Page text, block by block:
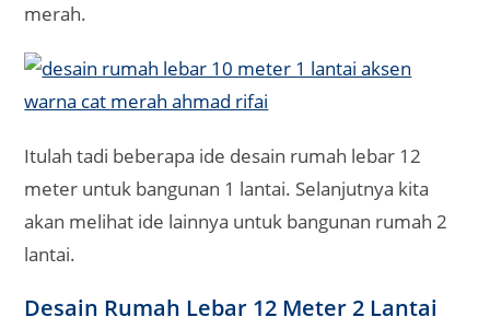
merah.
Itulah tadi beberapa ide desain rumah lebar 12
meter untuk bangunan 1 lantai. Selanjutnya kita
akan melihat ide lainnya untuk bangunan rumah 2
lantai.
Desain Rumah Lebar 12 Meter 2 Lantai